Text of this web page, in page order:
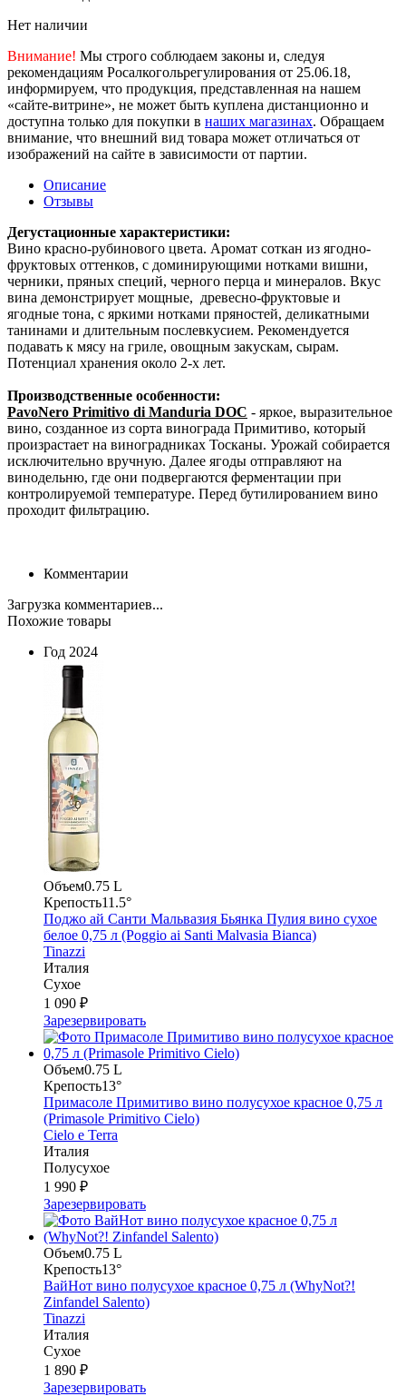
Нет наличии
Внимание! Мы строго соблюдаем законы и, следуя
рекомендациям Росалкогольрегулирования от 25.06.18,
информируем, что продукция, представленная на нашем
«сайте-витрине», не может быть куплена дистанционно и
доступна только для покупки в наших магазинах. Обращаем
внимание, что внешний вид товара может отличаться от
изображений на сайте в зависимости от партии.
Описание
Отзывы
Дегустационные характеристики:
Вино красно-рубинового цвета. Аромат соткан из ягодно-
фруктовых оттенков, с доминирующими нотками вишни,
черники, пряных специй, черного перца и минералов. Вкус
вина демонстрирует мощные, древесно-фруктовые и
ягодные тона, с яркими нотками пряностей, деликатными
танинами и длительным послевкусием. Рекомендуется
подавать к мясу на гриле, овощным закускам, сырам.
Потенциал хранения около 2-х лет.
Производственные особенности:
PavoNero Primitivo di Manduria DOC - яркое, выразительное
вино, созданное из сорта винограда Примитиво, который
произрастает на виноградниках Тосканы. Урожай собирается
исключительно вручную. Далее ягоды отправляют на
винодельню, где они подвергаются ферментации при
контролируемой температуре. Перед бутилированием вино
проходит фильтрацию.
Комментарии
Загрузка комментариев...
Похожие товары
Год 2024
Объем0.75 L
Крепость11.5°
Поджо ай Санти Мальвазия Бьянка Пулия вино сухое
белое 0,75 л (Poggio ai Santi Malvasia Bianca)
Tinazzi
Италия
Сухое
1 090 ₽
Зарезервировать
Объем0.75 L
Крепость13°
Примасоле Примитиво вино полусухое красное 0,75 л
(Primasole Primitivo Cielo)
Cielo e Terra
Италия
Полусухое
1 990 ₽
Зарезервировать
Объем0.75 L
Крепость13°
ВайНот вино полусухое красное 0,75 л (WhyNot?!
Zinfandel Salento)
Tinazzi
Италия
Сухое
1 890 ₽
Зарезервировать